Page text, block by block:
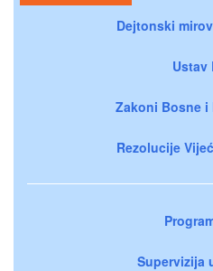
Dejtonski
Ustav
Zakoni Bosne i
Rezolucije
Supervizija